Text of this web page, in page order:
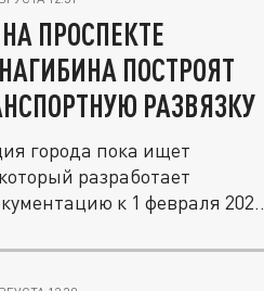
ПРОСПЕКТЕ
ПОСТРОЯТ
РАЗВЯЗКУ
города пока ищет
разработает
к 1 февраля 2024